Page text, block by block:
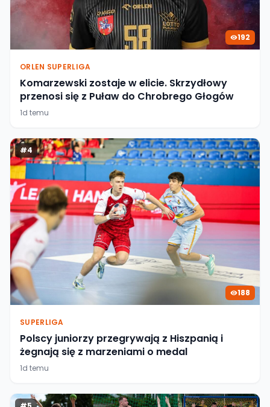
192
ORLEN SUPERLIGA
Komarzewski zostaje w elicie. Skrzydłowy
przenosi się z Puław do Chrobrego Głogów
1d temu
#4
188
SUPERLIGA
Polscy juniorzy przegrywają z Hiszpanią i
żegnają się z marzeniami o medal
1d temu